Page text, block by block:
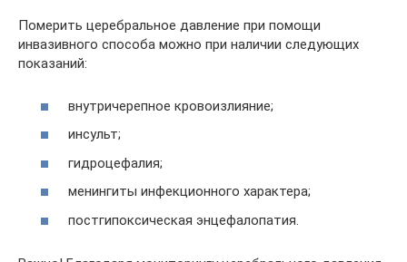
Померить церебральное давление при помощи
инвазивного способа можно при наличии следующих
показаний:
внутричерепное кровоизлияние;
инсульт;
гидроцефалия;
менингиты инфекционного характера;
постгипоксическая энцефалопатия.